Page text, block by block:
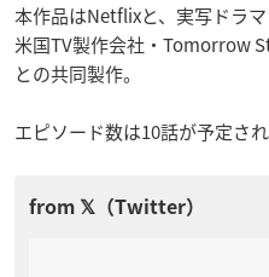
本作品はNetflixと、実写ドラ
米国TV製作会社・Tomorrow
との共同製作。
エピソード数は10話が予定され